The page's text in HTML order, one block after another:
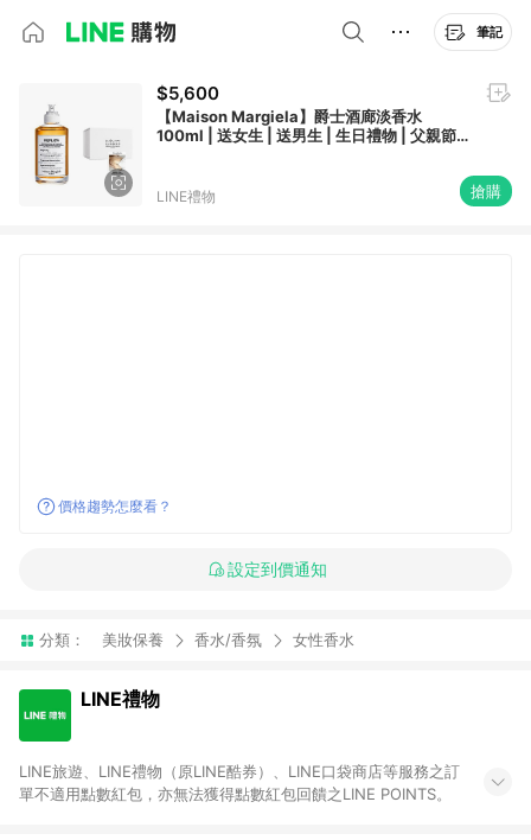
筆記
$5,600
【Maison Margiela】爵士酒廊淡香水
100ml | 送女生 | 送男生 | 生日禮物 | 父親節 |
LINE禮物 搶購
價格趨勢怎麼看？
設定到價通知
分類： 美妝保養 香水/香氛 女性香水
LINE禮物
LINE旅遊、LINE禮物（原LINE酷券）、LINE口袋商店等服務之訂
單不適用點數紅包，亦無法獲得點數紅包回饋之LINE POINTS。